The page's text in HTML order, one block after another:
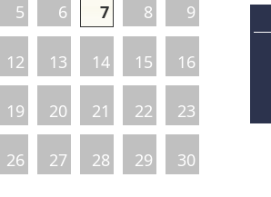
5 6 7 8 9
12 13 14 15 16
19 20 21 22 23
26 27 28 29 30